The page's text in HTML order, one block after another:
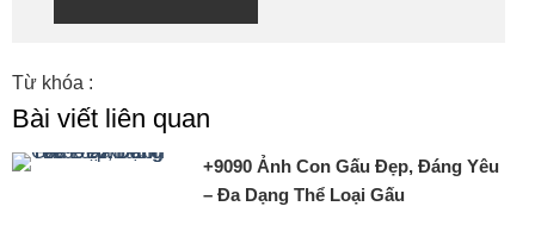
Từ khóa :
Bài viết liên quan
+9090 Ảnh Con Gấu Đẹp, Đáng Yêu
– Đa Dạng Thể Loại Gấu